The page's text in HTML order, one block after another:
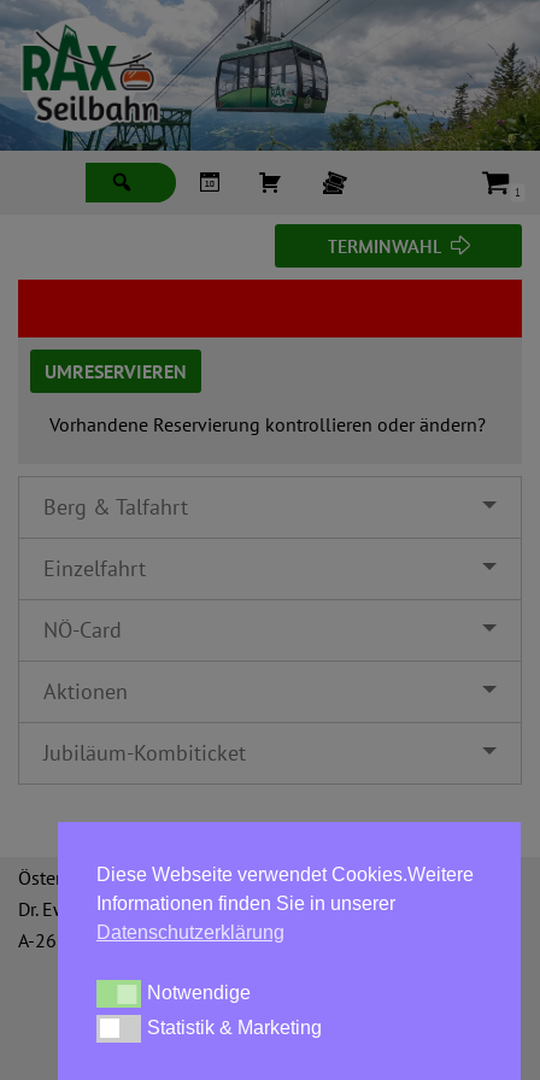
Zum
Inhalt
springen
1
I
W
TERMINWAHL
UMRESERVIEREN
Vorhandene Reservierung kontrollieren oder ändern?
Berg & Talfahrt
Einzelfahrt
NÖ-Card
Aktionen
Jubiläum-Kombiticket
Österreichische Bergbahnen GmbH
Dr. Ewald Bing-Straße 3
A-2651 Reichenau an der Rax
Datenschutzerklärung AGBs
Diese Webseite verwendet Cookies.Weitere
Informationen finden Sie in unserer
Datenschutzerklärung
Notwendige
Notwendige
Statistik & Marketing
Statistik & Marketing